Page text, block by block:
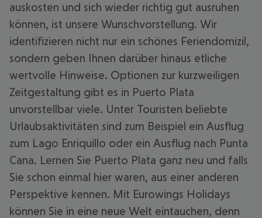
auskosten und sich wieder richtig gut ausruhen
können, ist unsere Wunschvorstellung. Wir
identifizieren nicht nur ein schönes Feriendomizil,
sondern geben Ihnen darüber hinaus etliche
wertvolle Hinweise. Optionen zur kurzweiligen
Zeitgestaltung gibt es in Puerto Plata
unvorstellbar viele. Unter Touristen beliebte
Urlaubsaktivitäten sind zum Beispiel ein Ausflug
zum Lago Enriquillo oder ein Ausflug nach Punta
Cana. Lernen Sie Puerto Plata ganz neu und falls
Sie schon einmal hier waren, aus einer anderen
Perspektive kennen. Mit Eurowings Holidays
können Sie in eine neue Welt eintauchen, denn